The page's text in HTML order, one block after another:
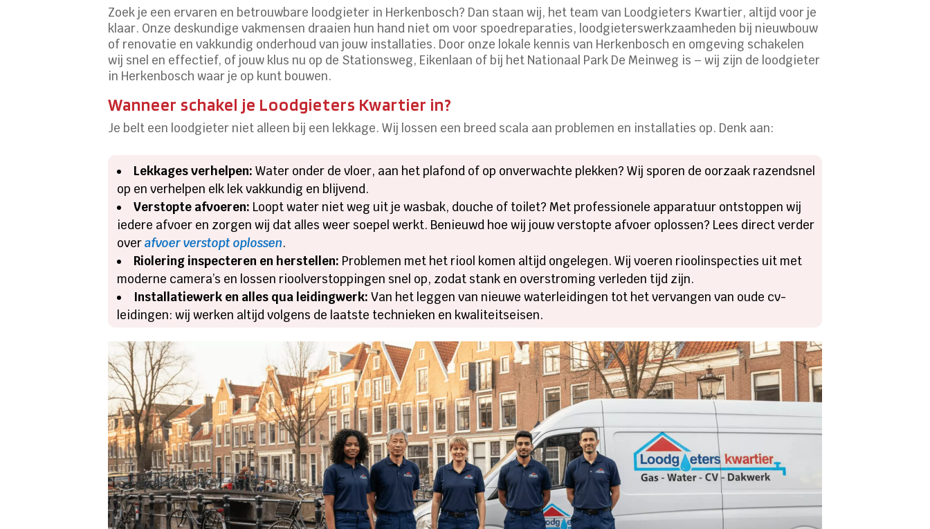
Zoek je een ervaren en betrouwbare loodgieter in Herkenbosch? Dan staan wij, het team van Loodgieters Kwartier, altijd voor je
klaar. Onze deskundige vakmensen draaien hun hand niet om voor spoedreparaties, loodgieterswerkzaamheden bij nieuwbouw
of renovatie en vakkundig onderhoud van jouw installaties. Door onze lokale kennis van Herkenbosch en omgeving schakelen
wij snel en effectief, of jouw klus nu op de Stationsweg, Eikenlaan of bij het Nationaal Park De Meinweg is – wij zijn de loodgieter
in Herkenbosch waar je op kunt bouwen.
Wanneer schakel je Loodgieters Kwartier in?
Je belt een loodgieter niet alleen bij een lekkage. Wij lossen een breed scala aan problemen en installaties op. Denk aan:
Lekkages verhelpen: Water onder de vloer, aan het plafond of op onverwachte plekken? Wij sporen de oorzaak razendsnel
op en verhelpen elk lek vakkundig en blijvend.
Verstopte afvoeren: Loopt water niet weg uit je wasbak, douche of toilet? Met professionele apparatuur ontstoppen wij
iedere afvoer en zorgen wij dat alles weer soepel werkt. Benieuwd hoe wij jouw verstopte afvoer oplossen? Lees direct verder
overafvoer verstopt oplossen.
Riolering inspecteren en herstellen: Problemen met het riool komen altijd ongelegen. Wij voeren rioolinspecties uit met
moderne camera’s en lossen rioolverstoppingen snel op, zodat stank en overstroming verleden tijd zijn.
Installatiewerk en alles qua leidingwerk: Van het leggen van nieuwe waterleidingen tot het vervangen van oude cv-
leidingen: wij werken altijd volgens de laatste technieken en kwaliteitseisen.